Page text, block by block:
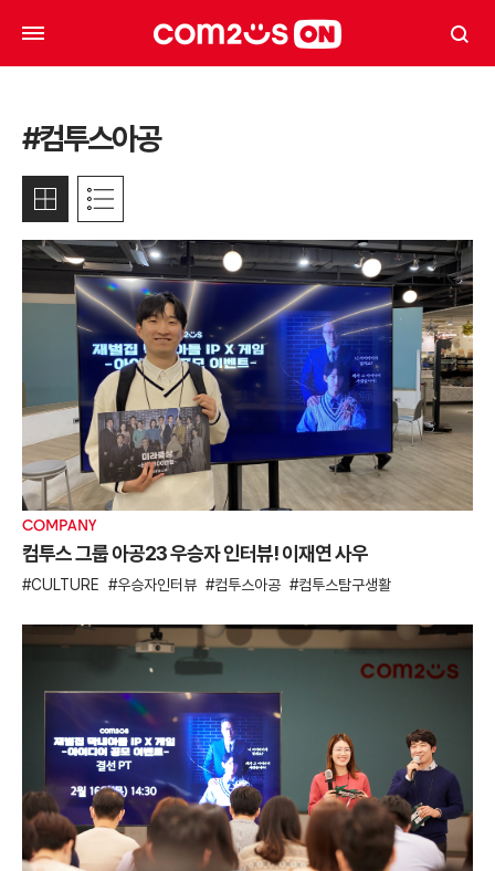
#컴투스아공
COMPANY
컴투스 그룹 아공23 우승자 인터뷰! 이재연 사우
CULTURE 우승자인터뷰 컴투스아공 컴투스탐구생활